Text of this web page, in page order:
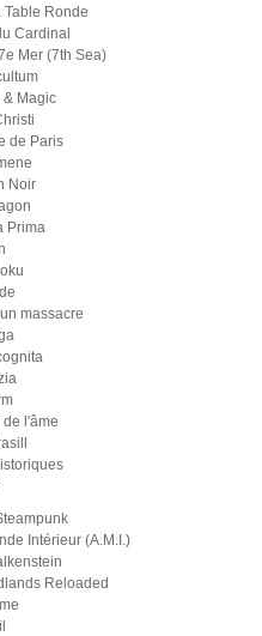
Table Ronde
Cardinal
Mer (7th Sea)
& Magic
de Paris
Noir
Prima
massacre
de l'âme
Intérieur (A.M.I.)
Reloaded